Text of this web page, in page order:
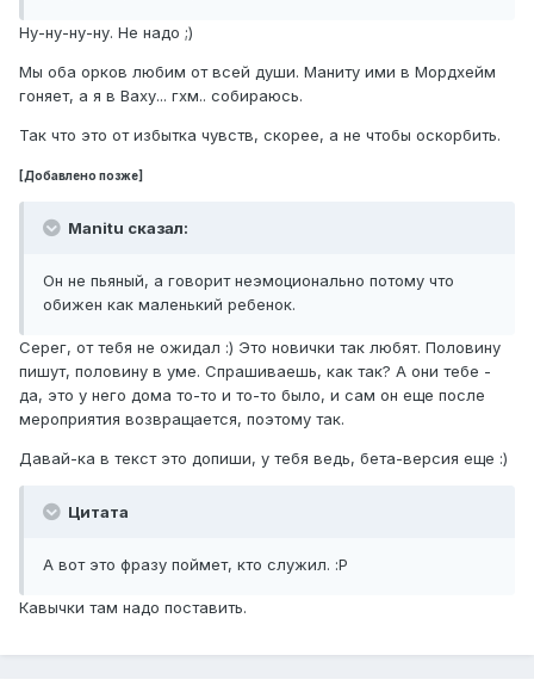
Ну-ну-ну-ну. Не надо ;)
Мы оба орков любим от всей души. Маниту ими в Мордхейм
гоняет, а я в Ваху... гхм.. собираюсь.
Так что это от избытка чувств, скорее, а не чтобы оскорбить.
[Добавлено позже]
Manitu сказал:
Он не пьяный, а говорит неэмоционально потому что
обижен как маленький ребенок.
Серег, от тебя не ожидал :) Это новички так любят. Половину
пишут, половину в уме. Спрашиваешь, как так? А они тебе -
да, это у него дома то-то и то-то было, и сам он еще после
мероприятия возвращается, поэтому так.
Давай-ка в текст это допиши, у тебя ведь, бета-версия еще :)
Цитата
А вот это фразу поймет, кто служил. :P
Кавычки там надо поставить.